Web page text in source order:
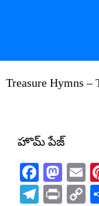
Treasure Hymns –
హొమ్ పేజ్
Print